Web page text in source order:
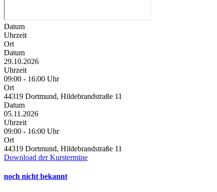
Datum
Uhrzeit
Ort
Datum
29.10.2026
Uhrzeit
09:00 - 16:00 Uhr
Ort
44319 Dortmund, Hildebrandstraße 11
Datum
05.11.2026
Uhrzeit
09:00 - 16:00 Uhr
Ort
44319 Dortmund, Hildebrandstraße 11
Download der Kurstermine
noch nicht bekannt